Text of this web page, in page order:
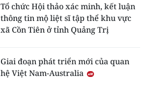
Tổ chức Hội thảo xác minh, kết luận
thông tin mộ liệt sĩ tập thể khu vực
xã Cồn Tiên ở tỉnh Quảng Trị
Giai đoạn phát triển mới của quan
hệ Việt Nam-Australia